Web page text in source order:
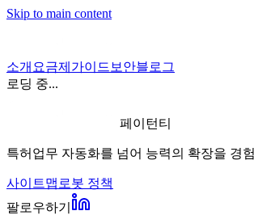
Skip to main content
소개 요금제 가이드 보안블로그
로딩 중...
페이턴티
특허업무 자동화를 넘어 능력의 확장을 경
사이트맵 로봇 정책
팔로우하기